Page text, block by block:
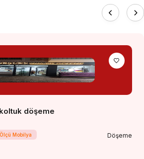
döşeme
Mobilya Döşeme